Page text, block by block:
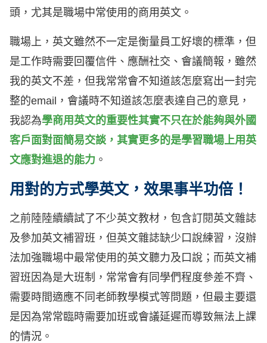
頭，尤其是職場中常使用的商用英文。
職場上，英文雖然不一定是衡量員工好壞的標準，但
是工作時需要回覆信件、應酬社交、會議簡報，雖然
我的英文不差，但我常常會不知道該怎麼寫出一封完
整的email，會議時不知道該怎麼表達自己的意見，
我認為學商用英文的重要性其實不只在於能夠與外國
客戶面對面簡易交談，其實更多的是學習職場上用英
文應對進退的能力 。
用對的方式學英文，效果事半功倍！
之前陸陸續續試了不少英文教材，包含訂閱英文雜誌
及參加英文補習班，但英文雜誌缺少口說練習，沒辦
法加強職場中最常使用的英文聽力及口說；而英文補
習班因為是大班制，常常會有同學們程度參差不齊、
需要時間適應不同老師教學模式等問題，但最主要還
是因為常常臨時需要加班或會議延遲而導致無法上課
的情況。